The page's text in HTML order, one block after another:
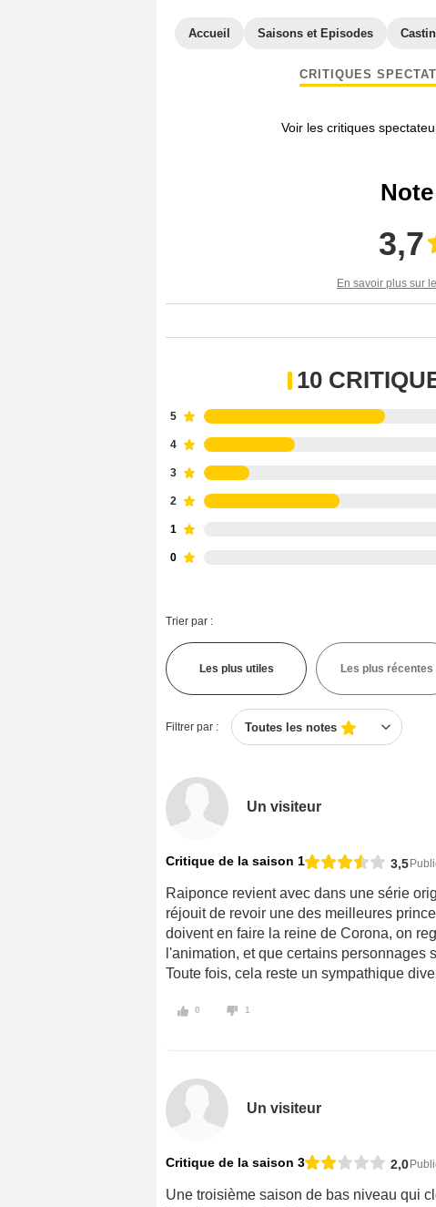
Accueil Saisons et Episodes
CRITIQUES
Voir les critiques
3,7
En savoir plus sur
10
5
4
3
2
1
0
Trier par :
Les plus utiles Les plus récentes
Filtrer par : Toutes les notes
Un visiteur
Critique de la saison 1 3,5
Raiponce revient avec dans une série
réjouit de revoir une des meilleures
doivent en faire la reine de Corona, on
l'animation, et que certains personnages
Toute fois, cela reste un sympathique
0 1
Un visiteur
Critique de la saison 3 2,0
Une troisième saison de bas niveau qui